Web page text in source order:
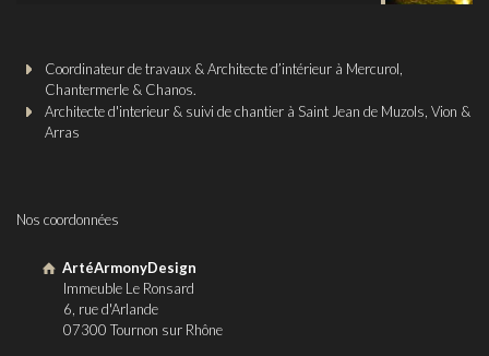
Coordinateur de travaux & Architecte d’intérieur à Mercurol,
Chantermerle & Chanos.
Architecte d'interieur & suivi de chantier à Saint Jean de Muzols, Vion &
Arras
Nos coordonnées
ArtéArmonyDesign
Immeuble Le Ronsard
6, rue d'Arlande
07300 Tournon sur Rhône